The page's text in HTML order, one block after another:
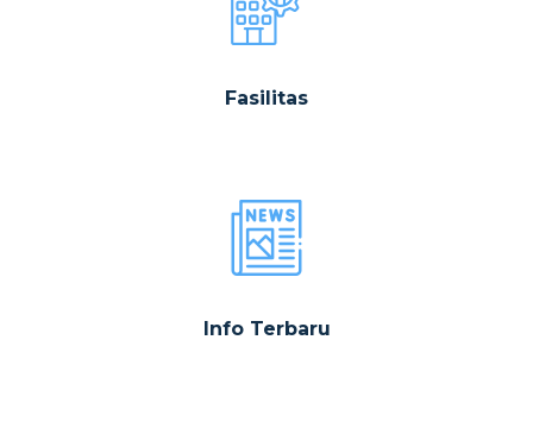
Fasilitas
Info Terbaru